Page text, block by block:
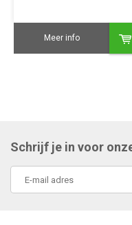
Meer info
Schrijf je in voor